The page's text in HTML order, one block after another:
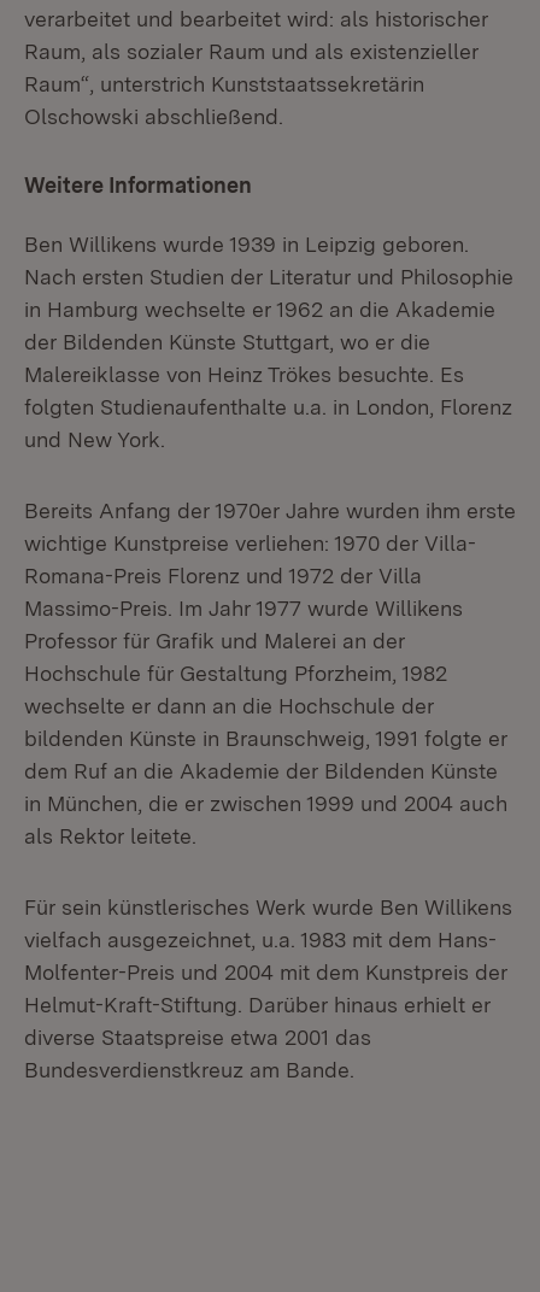
verarbeitet und bearbeitet wird: als historischer
Raum, als sozialer Raum und als existenzieller
Raum“, unterstrich Kunststaatssekretärin
Olschowski abschließend.
Weitere Informationen
Ben Willikens wurde 1939 in Leipzig geboren.
Nach ersten Studien der Literatur und Philosophie
in Hamburg wechselte er 1962 an die Akademie
der Bildenden Künste Stuttgart, wo er die
Malereiklasse von Heinz Trökes besuchte. Es
folgten Studienaufenthalte u.a. in London, Florenz
und New York.
Bereits Anfang der 1970er Jahre wurden ihm erste
wichtige Kunstpreise verliehen: 1970 der Villa-
Romana-Preis Florenz und 1972 der Villa
Massimo-Preis. Im Jahr 1977 wurde Willikens
Professor für Grafik und Malerei an der
Hochschule für Gestaltung Pforzheim, 1982
wechselte er dann an die Hochschule der
bildenden Künste in Braunschweig, 1991 folgte er
dem Ruf an die Akademie der Bildenden Künste
in München, die er zwischen 1999 und 2004 auch
als Rektor leitete.
Für sein künstlerisches Werk wurde Ben Willikens
vielfach ausgezeichnet, u.a. 1983 mit dem Hans-
Molfenter-Preis und 2004 mit dem Kunstpreis der
Helmut-Kraft-Stiftung. Darüber hinaus erhielt er
diverse Staatspreise etwa 2001 das
Bundesverdienstkreuz am Bande.